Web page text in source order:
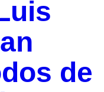
de